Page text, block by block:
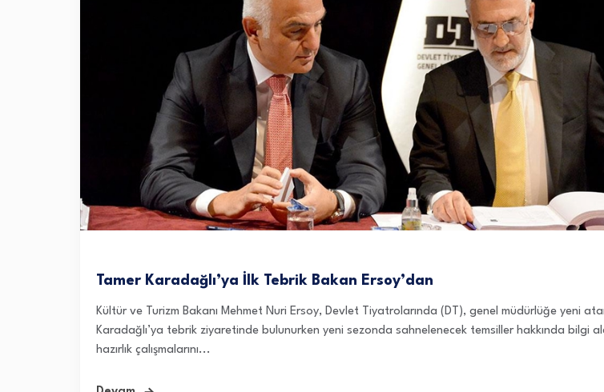
Tamer Karadağlı’ya İlk Tebrik Bakan Ersoy’dan
Kültür ve Turizm Bakanı Mehmet Nuri Ersoy, Devlet Tiyatrolarında (DT), genel müdürlüğe yeni
Karadağlı’ya tebrik ziyaretinde bulunurken yeni sezonda sahnelenecek temsiller hakkında bilgi
hazırlık çalışmalarını...